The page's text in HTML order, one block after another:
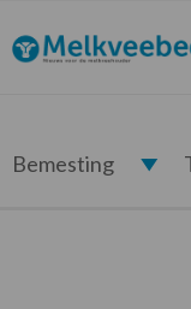
de
hoofdnavigatie
de
hoofd
de
eerste
de
voettekst
Melkveebedrijf.nl
Bemesting